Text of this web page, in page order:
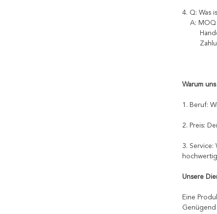
4. Q: Was
A: MOQ
Warum
1. Beruf:
2. Preis:
3.
Unsere
Eine